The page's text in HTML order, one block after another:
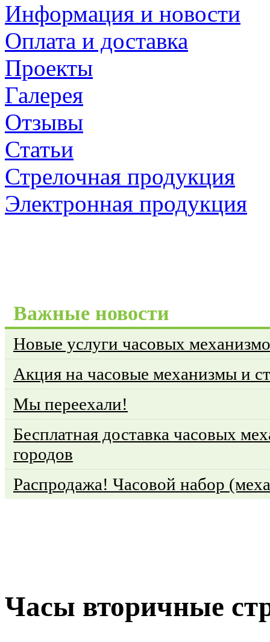
Информация и новости
Оплата и доставка
Проекты
Галерея
Отзывы
Статьи
Стрелочная продукция
Электронная продукция
Важные новости
Новые услуги часовых
Акция на часовые механизмы и
Мы переехали!
Бесплатная доставка часовых
городов
Распродажа! Часовой набор
Часы вторичные